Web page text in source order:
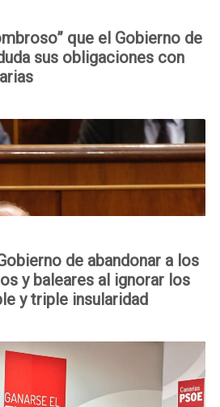
que el Gobierno de
sus obligaciones con
de abandonar a los
y baleares al ignorar los
y triple insularidad